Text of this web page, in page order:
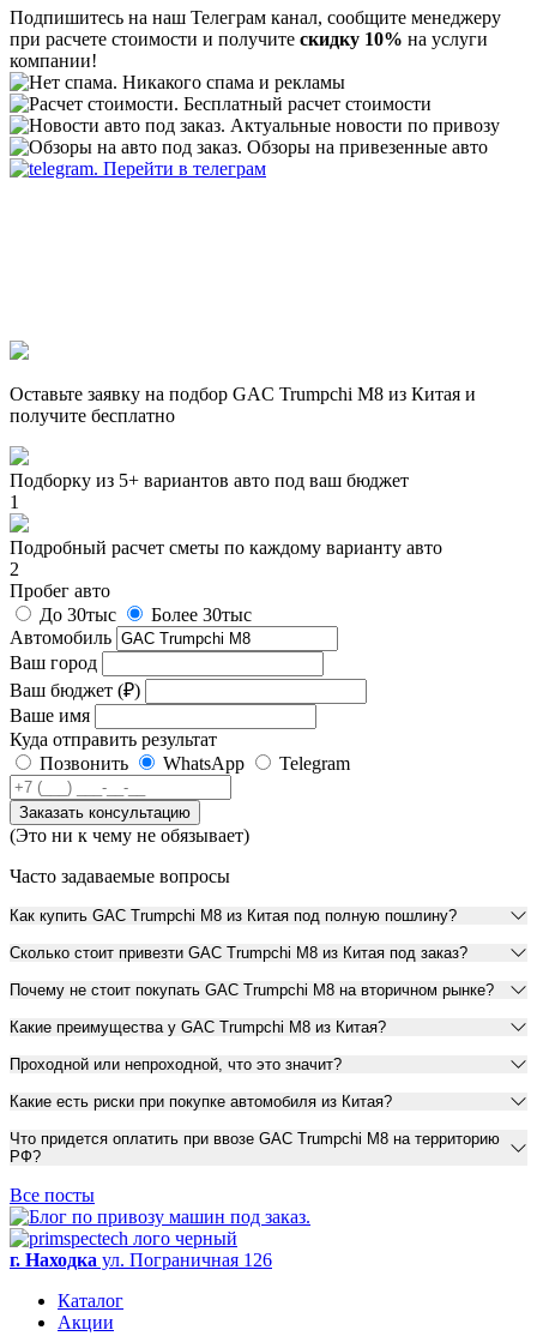
Подпишитесь на наш Телеграм канал, сообщите менеджеру
при расчете стоимости и получите скидку 10% на услуги
компании!
Никакого спама и рекламы
Бесплатный расчет стоимости
Актуальные новости по привозу
Обзоры на привезенные авто
Перейти в телеграм
Оставьте заявку на подбор GAC Trumpchi M8 из Китая и
получите бесплатно
Подборку из 5+ вариантов авто под ваш бюджет
1
Подробный расчет сметы по каждому варианту авто
2
Пробег авто
До 30тыс
Более 30тыс
Автомобиль
Ваш город
Ваш бюджет (₽)
Ваше имя
Куда отправить результат
Позвонить
WhatsApp Telegram
Заказать консультацию
(Это ни к чему не обязывает)
Часто задаваемые вопросы
Как купить GAC Trumpchi M8 из Китая под полную пошлину?
Сколько стоит привезти GAC Trumpchi M8 из Китая под заказ?
Почему не стоит покупать GAC Trumpchi M8 на вторичном рынке?
Какие преимущества у GAC Trumpchi M8 из Китая?
Проходной или непроходной, что это значит?
Какие есть риски при покупке автомобиля из Китая?
Что придется оплатить при ввозе GAC Trumpchi M8 на территорию
РФ?
Все посты
г. Находка ул. Пограничная 126
Каталог
Акции